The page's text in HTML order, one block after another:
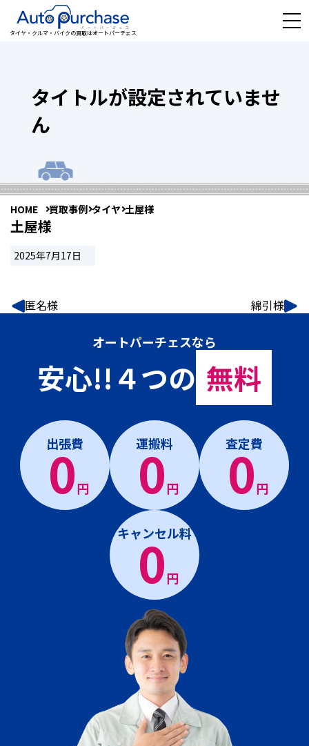
タイヤ・クルマ・バイクの買取はオートパーチェス
タイトルが設定されていませ
ん
HOME 買取事例 タイヤ 土屋様
土屋様
2025年7月17日
匿名様 綿引様
オートパーチェスなら
安心!!４つの 無料
出張費
0円
運搬料
0円
査定費
0円
キャンセル料
0円